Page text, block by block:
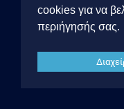
Πολιτική
Όροι Χρήσης
Δήλωση
cookies για να
περιήγησής σας.